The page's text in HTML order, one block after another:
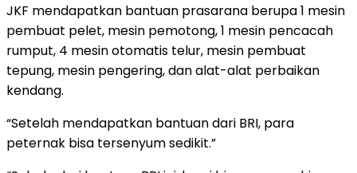
JKF mendapatkan bantuan prasarana berupa 1 mesin
pembuat pelet, mesin pemotong, 1 mesin pencacah
rumput, 4 mesin otomatis telur, mesin pembuat
tepung, mesin pengering, dan alat-alat perbaikan
kendang.
“Setelah mendapatkan bantuan dari BRI, para
peternak bisa tersenyum sedikit.”